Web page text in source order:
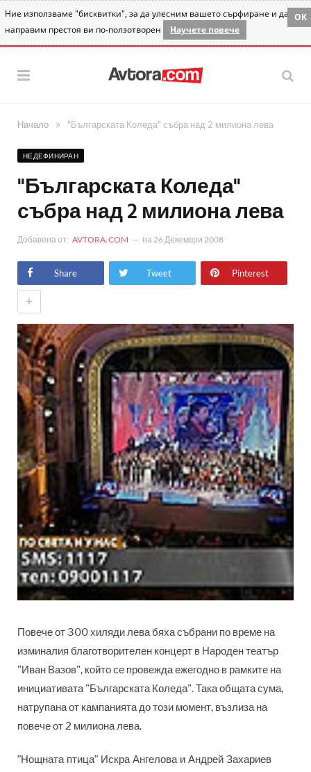
Ние използваме "бисквитки", за да улесним вашето сърфиране и да
направим престоя ви по-ползотворен
Научете повече
OK
Начало » "Българската Коледа" събра над 2 милиона лева
НЕДЕФИНИРАН
"Българската Коледа"
събра над 2 милиона лева
Добавена от: AVTORA.COM на 26 Декември 2008
Share Tweet Pinterest
+
Повече от 300 хиляди лева бяха събрани по време на
изминалия благотворителен концерт в Народен театър
"Иван Вазов", който се провежда ежегодно в рамките на
инициативата "Българската Коледа". Така общата сума,
натрупана от кампанията до този момент, възлиза на
повече от 2 милиона лева.
"Нощната птица" Искра Ангелова и Андрей Захариев